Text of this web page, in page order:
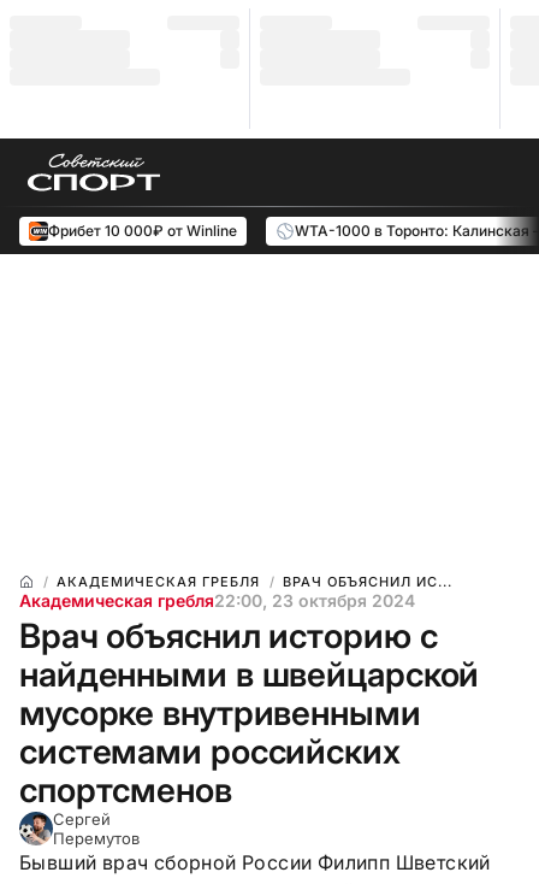
Фрибет 10 000₽ от Winline WTA-1000 в Торонто: Калинская
АКАДЕМИЧЕСКАЯ ГРЕБЛЯ ВРАЧ ОБЪЯСНИЛ ИС...
Академическая гребля22:00, 23 октября 2024
Врач объяснил историю с
найденными в швейцарской
мусорке внутривенными
системами российских
спортсменов
Сергей
Перемутов
Бывший врач сборной России Филипп Шветский